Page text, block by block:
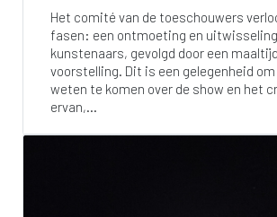
Het comité van de toeschouwers
fasen: een ontmoeting en
kunstenaars, gevolgd door een
voorstelling. Dit is een gelegenheid
weten te komen over de show en het
ervan,...